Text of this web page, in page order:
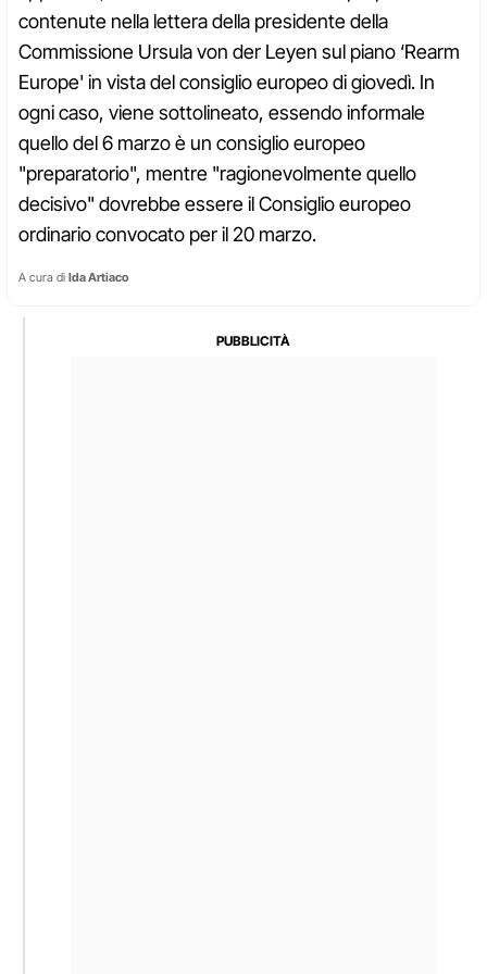
contenute nella lettera della presidente della
Commissione Ursula von der Leyen sul piano ‘Rearm
Europe' in vista del consiglio europeo di giovedì. In
ogni caso, viene sottolineato, essendo informale
quello del 6 marzo è un consiglio europeo
"preparatorio", mentre "ragionevolmente quello
decisivo" dovrebbe essere il Consiglio europeo
ordinario convocato per il 20 marzo.
A cura di Ida Artiaco